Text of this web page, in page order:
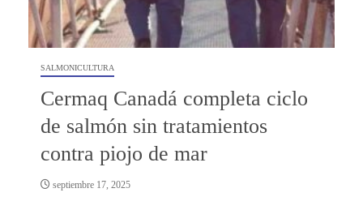
SALMONICULTURA
Cermaq Canadá completa ciclo
de salmón sin tratamientos
contra piojo de mar
septiembre 17, 2025